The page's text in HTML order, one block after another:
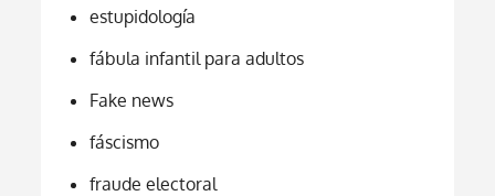
estupidología
fábula infantil para adultos
Fake news
fáscismo
fraude electoral